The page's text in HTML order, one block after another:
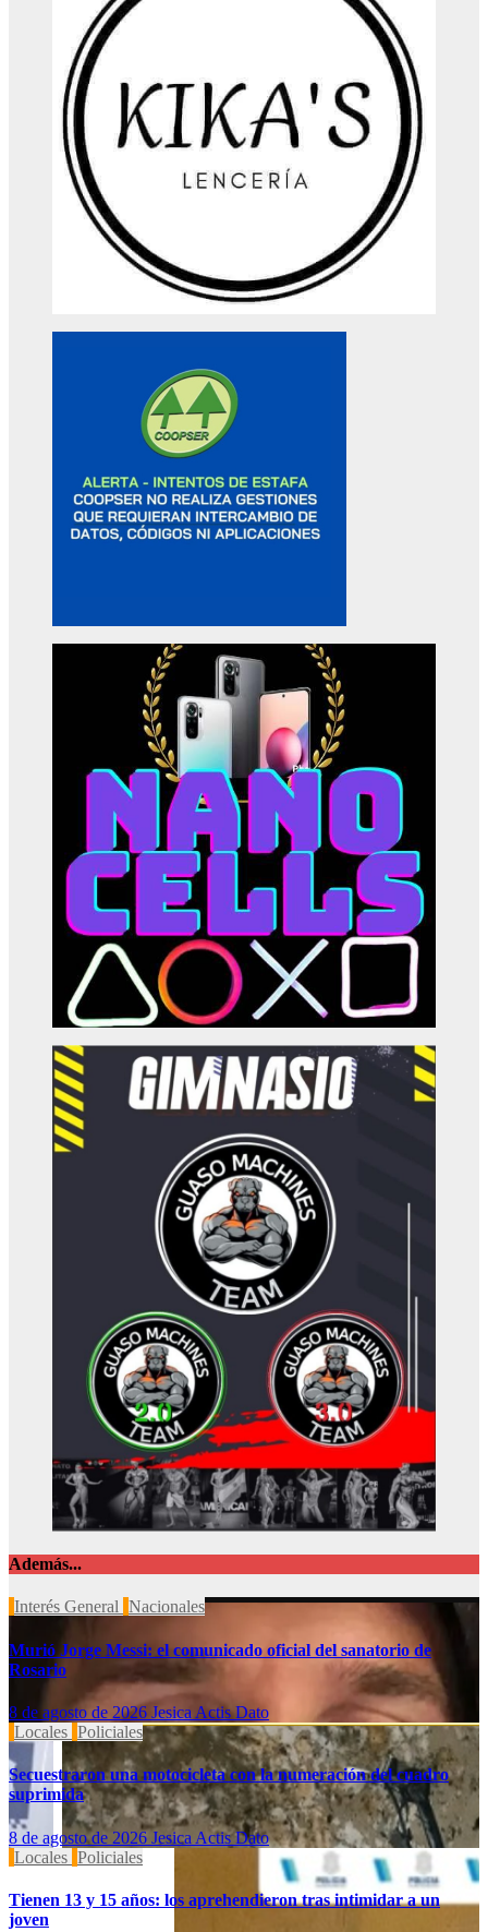
Además...
Interés General Nacionales
Murió Jorge Messi: el comunicado oficial del sanatorio de
Rosario
8 de agosto de 2026 Jesica Actis Dato
Locales Policiales
Secuestraron una motocicleta con la numeración del cuadro
suprimida
8 de agosto de 2026 Jesica Actis Dato
Locales Policiales
Tienen 13 y 15 años: los aprehendieron tras intimidar a un
joven